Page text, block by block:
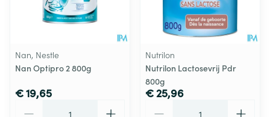
Nan, Nestle
Nan Optipro 2 800g
€ 19,65
Nutrilon
Nutrilon Lactosevrij Pdr
800g
€ 25,96